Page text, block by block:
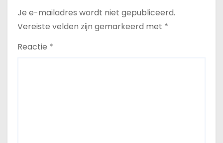
Je e-mailadres wordt niet gepubliceerd.
Vereiste velden zijn gemarkeerd met *
Reactie *